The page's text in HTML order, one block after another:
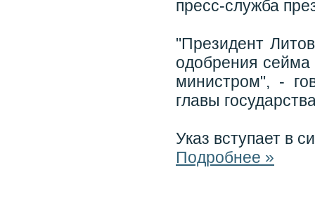
пресс-служба
"Президент
одобрения сейма
министром", -
главы
Указ вступает в
Подробнее »